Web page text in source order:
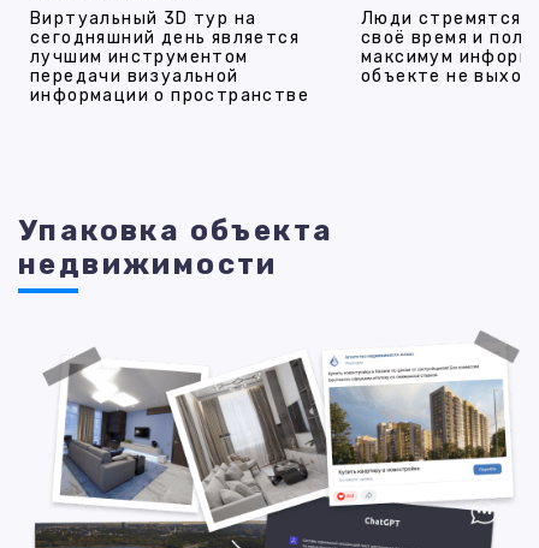
Виртуальный 3D тур на
сегодняшний день является
лучшим инструментом
передачи визуальной
информации о пространстве
Люди стремятся
своё время и
максимум
объекте не
Упаковка объекта
недвижимости